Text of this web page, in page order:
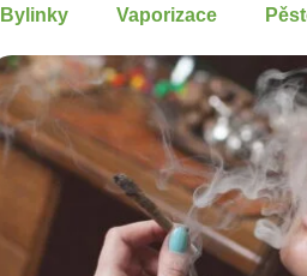
Bylinky Vaporizace